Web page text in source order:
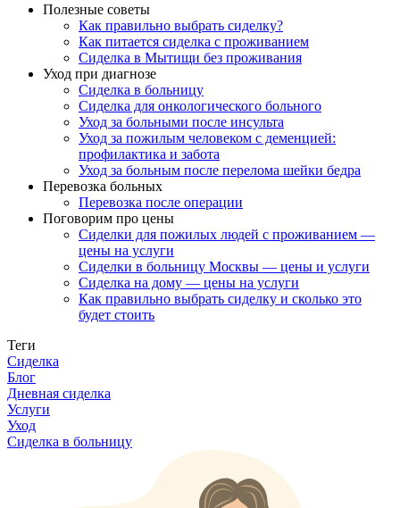
Полезные советы
Как правильно выбрать сиделку?
Как питается сиделка с проживанием
Сиделка в Мытищи без проживания
Уход при диагнозе
Сиделка в больницу
Сиделка для онкологического больного
Уход за больными после инсульта
Уход за пожилым человеком с деменцией:
профилактика и забота
Уход за больным после перелома шейки бедра
Перевозка больных
Перевозка после операции
Поговорим про цены
Сиделки для пожилых людей с проживанием —
цены на услуги
Сиделки в больницу Москвы — цены и услуги
Сиделка на дому — цены на услуги
Как правильно выбрать сиделку и сколько это
будет стоить
Теги
Сиделка
Блог
Дневная сиделка
Услуги
Уход
Сиделка в больницу